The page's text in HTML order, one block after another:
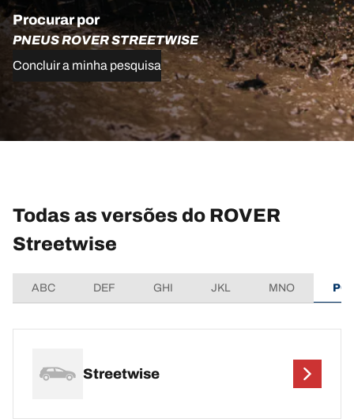
Procurar por
PNEUS ROVER STREETWISE
Concluir a minha pesquisa
Todas as versões do ROVER
Streetwise
ABC DEF GHI JKL MNO
Streetwise